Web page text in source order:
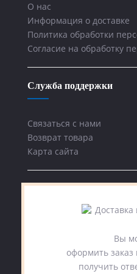
О нас
Информация о доставке
Политика обработки
Согласие на обработку
Служба поддержки
Связаться с нами
Возврат товара
Карта сайта
Вы
оформить
получить